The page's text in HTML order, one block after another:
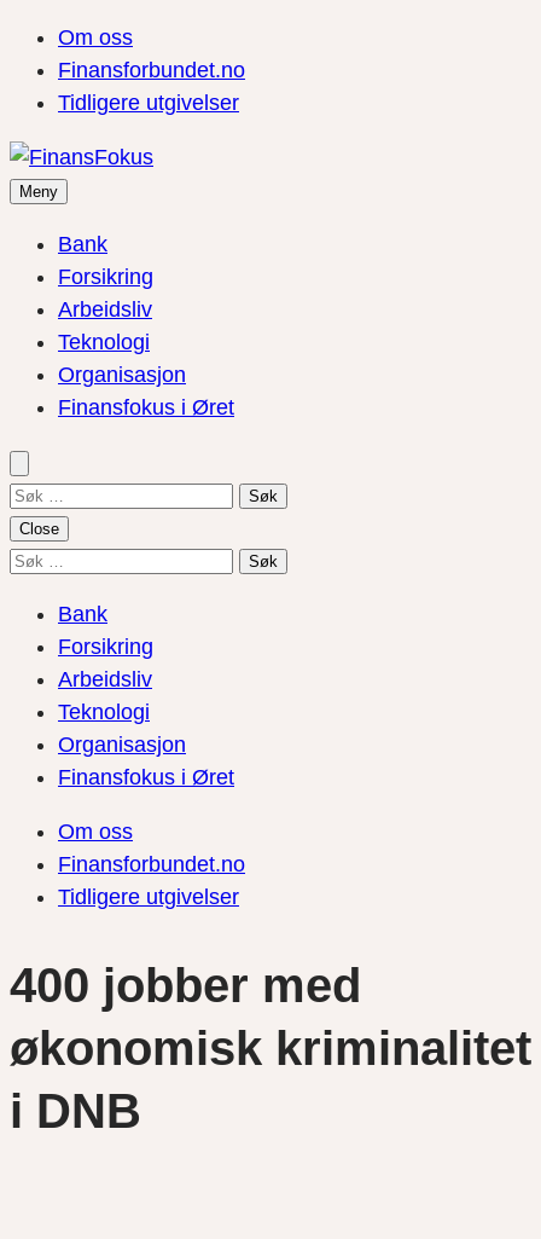
Om oss
Finansforbundet.no
Tidligere utgivelser
Meny
Bank
Forsikring
Arbeidsliv
Teknologi
Organisasjon
Finansfokus i Øret
Søk
etter:
Close
Søk
Bank
Forsikring
Arbeidsliv
Teknologi
Organisasjon
Finansfokus i Øret
Om oss
Finansforbundet.no
Tidligere utgivelser
400 jobber med
økonomisk kriminalitet
i DNB